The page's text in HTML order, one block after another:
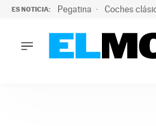
ES NOTICIA: Pegatina Coches